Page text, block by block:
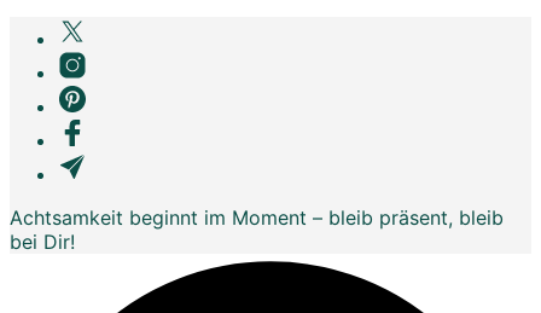
Achtsamkeit beginnt im Moment – bleib präsent, bleib
bei Dir!